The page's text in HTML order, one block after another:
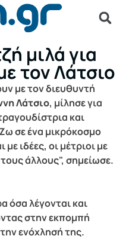
μιλά για
τον Λάτσιο
με τον διευθυντή
Λάτσιο, μίλησε για
και
σε ένα μικρόκοσμο
ιδέες, οι μέτριοι με
τους άλλους", σημείωσε.
όσα λέγονται και
στην εκπομπή
ενόχλησή της.